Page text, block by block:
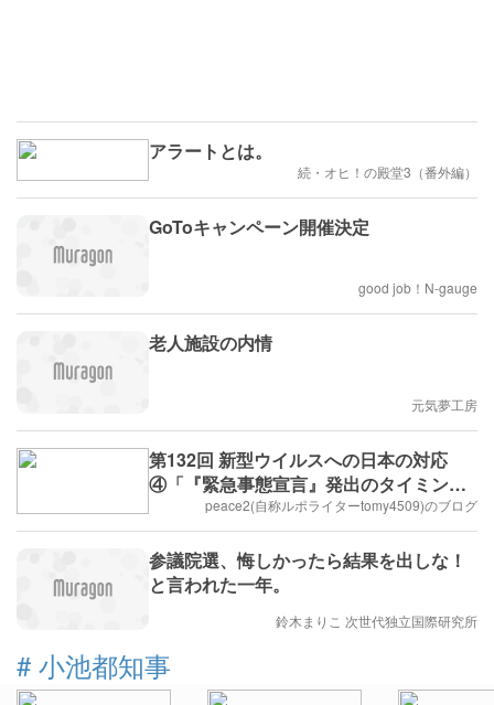
アラートとは。
続・オヒ！の殿堂3（番外編）
GoToキャンペーン開催決定
good job！N-gauge
老人施設の内情
元気夢工房
第132回 新型ウイルスへの日本の対応
④「『緊急事態宣言』発出のタイミング
は遅くなかった」
peace2(自称ルポライターtomy4509)のブログ
参議院選、悔しかったら結果を出しな！
と言われた一年。
鈴木まりこ 次世代独立国際研究所
# 小池都知事